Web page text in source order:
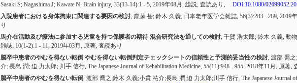
Sasaki S; Nagashima J; Kawate N, Brain injury, 33(13-14):1 - 5, 2019年08月, 総説, 査読あり ,
DOI:10.1080/
入院患者における身体拘束に関連する要因の検討, 齋藤 甚; 鈴木 久義, 日本老年医学会雑誌, 56(3):283 - 289, 2019
り
馬介在活動及び療法に参加する児童を持つ保護者の期待 混合研究法を通しての検討, 千賀 浩太郎; 鈴木 久義, 動
雑誌, 10(1-2):1 - 11, 2019年03月, 原著, 査読あり
脳卒中患者のやむを得ない転倒 やむを得ない転倒判定チェックシートの信頼性と予測的妥当性の検討, 渡部 喬
介; 長島 潤; 迫 力太郎; 川手 信行, The Japanese Journal of Rehabilitation Medicine, 55(11):948 - 955, 2018年11月, 原著,
脳卒中患者のやむを得ない転倒, 渡部 喬之;鈴木 久義;小貫 祐介;長島 潤;迫 力太郎;川手 信行, The Japanese Journal